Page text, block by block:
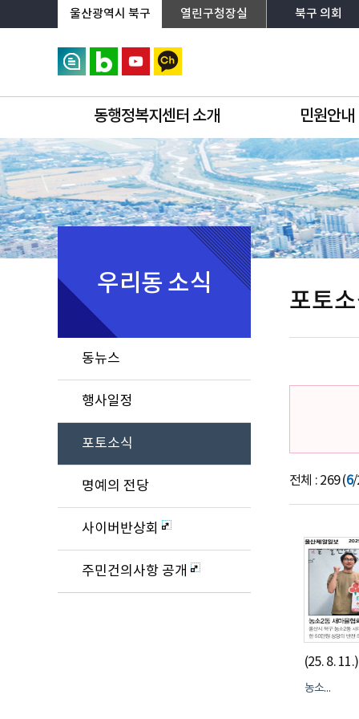
상단메뉴로 바로가기
전체메뉴로 바로가기
왼쪽메뉴로 바로가기
본문으로 바로가기울산광역시 북구 열린구청장실 북구 의회
동행정복지센터 소개 민원안내
우리동 소식
동뉴스
행사일정
포토소식
명예의 전당
사이버반상회
주민건의사항 공개
포토
전체 : 269 (6/
농소2동